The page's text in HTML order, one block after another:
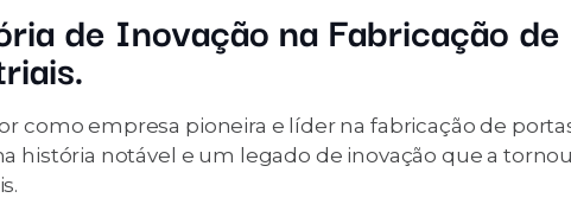
de Inovação na Fabricação
como empresa pioneira e líder na fabricação de
história notável e um legado de inovação que a